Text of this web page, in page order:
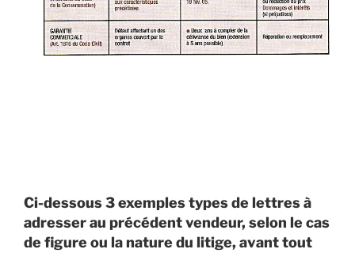
Ci-dessous 3 exemples types de lettres à
adresser au précédent vendeur, selon le cas
de figure ou la nature du litige, avant tout